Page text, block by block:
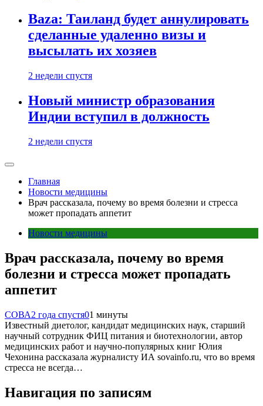
Baza: Таиланд будет аннулировать
сделанные удаленно визы и
высылать их хозяев
2 недели спустя
Новый министр образования
Индии вступил в должность
2 недели спустя
Главная
Новости медицины
Врач рассказала, почему во время болезни и стресса
может пропадать аппетит
Новости медицины
Врач рассказала, почему во время
болезни и стресса может пропадать
аппетит
СОВА2 года спустя01 минуты
Известный диетолог, кандидат медицинских наук, старший
научный сотрудник ФИЦ питания и биотехнологии, автор
медицинских работ и научно-популярных книг Юлия
Чехонина рассказала журналисту ИА sovainfo.ru, что во время
стресса не всегда…
Навигация по записям